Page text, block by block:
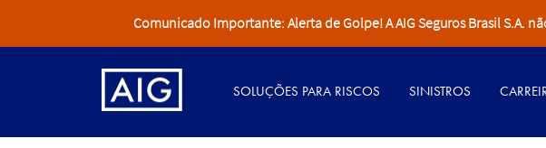
Comunicado Importante: Alerta de Golpe! A AIG Seguros Brasil S.A.
SOLUÇÕES PARA RISCOS SINISTROS